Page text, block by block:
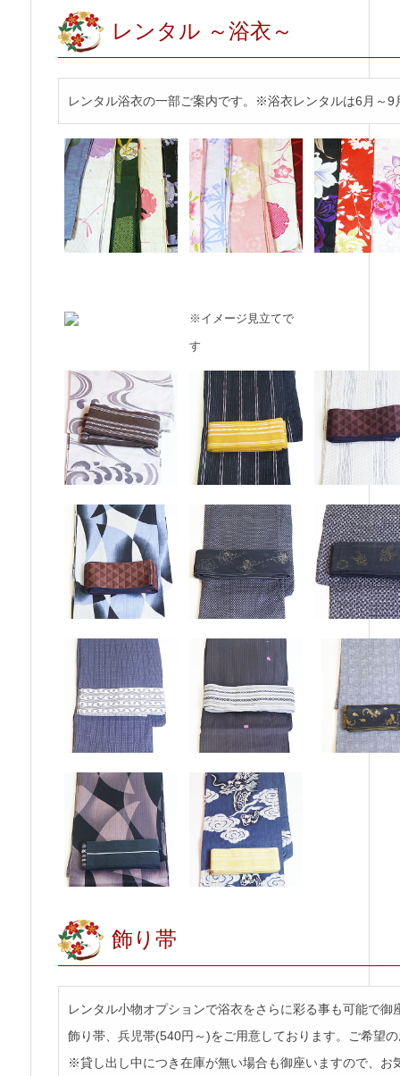
レンタル ～浴衣～
レンタル浴衣の一部ご案内です。※浴衣レンタルは6月～9
※イメージ見立てで
す
飾り帯
レンタル小物オプションで浴衣をさらに彩る事も可能で御
飾り帯、兵児帯(540円～)をご用意しております。ご希望
※貸し出し中につき在庫が無い場合も御座いますので、お